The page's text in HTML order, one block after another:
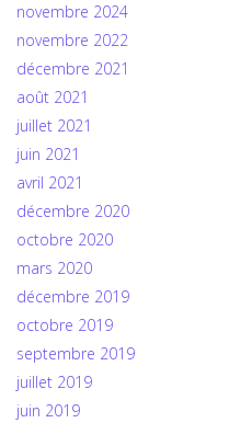
novembre 2024
novembre 2022
décembre 2021
août 2021
juillet 2021
juin 2021
avril 2021
décembre 2020
octobre 2020
mars 2020
décembre 2019
octobre 2019
septembre 2019
juillet 2019
juin 2019